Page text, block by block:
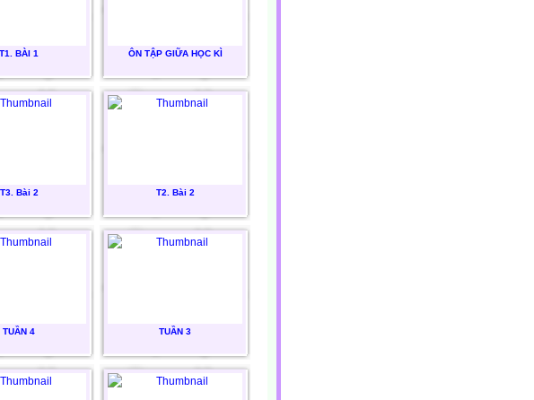
T1. BÀI 1 ÔN TẬP GIỮA HỌC KÌ
T3. Bài 2 T2. Bài 2
TUẦN 4 TUẦN 3